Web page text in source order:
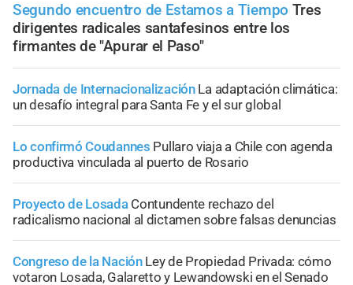
Segundo encuentro de Estamos a Tiempo Tres
dirigentes radicales santafesinos entre los
firmantes de "Apurar el Paso"
Jornada de Internacionalización La adaptación climática:
un desafío integral para Santa Fe y el sur global
Lo confirmó Coudannes Pullaro viaja a Chile con agenda
productiva vinculada al puerto de Rosario
Proyecto de Losada Contundente rechazo del
radicalismo nacional al dictamen sobre falsas denuncias
Congreso de la Nación Ley de Propiedad Privada: cómo
votaron Losada, Galaretto y Lewandowski en el Senado